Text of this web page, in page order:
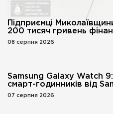
Підприємці
200 тисяч гривень
08 серпня 2026
Samsung Galaxy Watch 9:
смарт-годинників від
07 серпня 2026